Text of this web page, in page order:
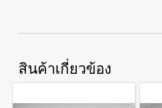
สินค้าเกี่ยวข้อง